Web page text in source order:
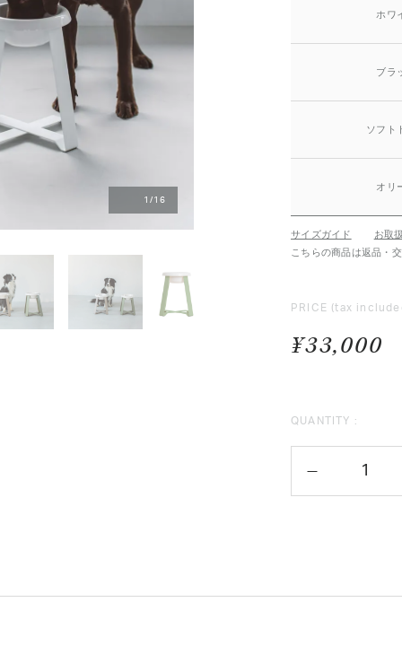
1 / 16
ホワ
ブラ
ソフト
オリ
サイズガイド
お取
こちらの商品は返品・
PRICE (tax
¥33,000
QUANTITY :